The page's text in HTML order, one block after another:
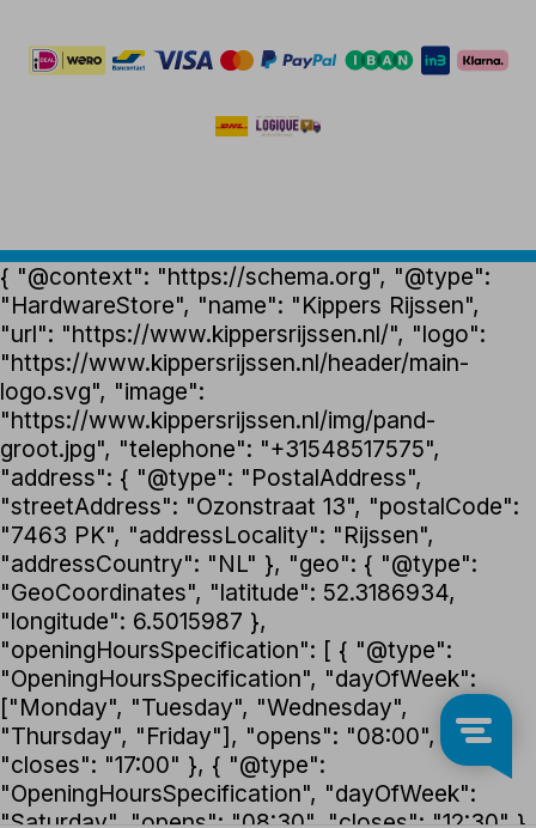
{ "@context": "https://schema.org", "@type":
"HardwareStore", "name": "Kippers Rijssen",
"url": "https://www.kippersrijssen.nl/", "logo":
"https://www.kippersrijssen.nl/header/main-
logo.svg", "image":
"https://www.kippersrijssen.nl/img/pand-
groot.jpg", "telephone": "+31548517575",
"address": { "@type": "PostalAddress",
"streetAddress": "Ozonstraat 13", "postalCode":
"7463 PK", "addressLocality": "Rijssen",
"addressCountry": "NL" }, "geo": { "@type":
"GeoCoordinates", "latitude": 52.3186934,
"longitude": 6.5015987 },
"openingHoursSpecification": [ { "@type":
"OpeningHoursSpecification", "dayOfWeek":
["Monday", "Tuesday", "Wednesday",
"Thursday", "Friday"], "opens": "08:00",
"closes": "17:00" }, { "@type":
"OpeningHoursSpecification", "dayOfWeek":
"Saturday", "opens": "08:30", "closes": "12:30" }